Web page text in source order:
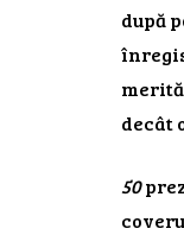
după
decât
50